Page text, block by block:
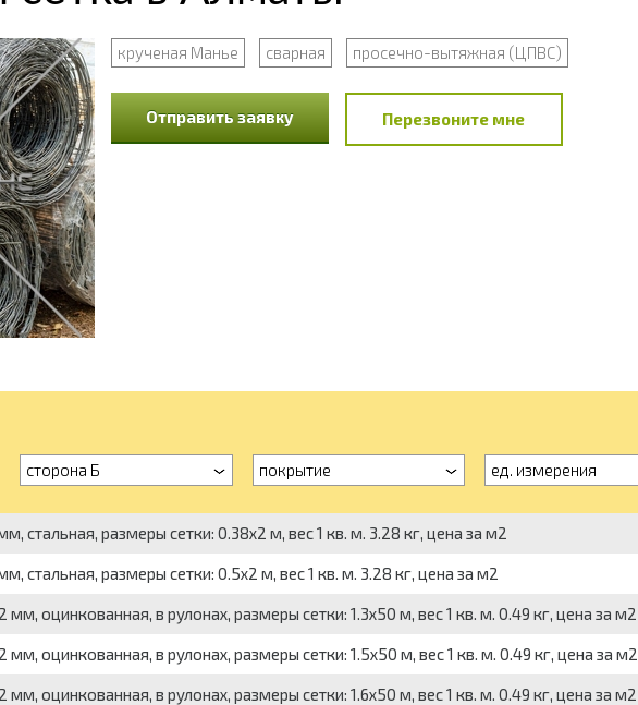
крученая Манье сварная просечно-вытяжная (ЦПВС)
Отправить заявку Перезвоните мне
сторона Б покрытие ед. измерения
стальная, размеры сетки: 0.38x2 м, вес 1 кв. м. 3.28 кг, цена за м2
стальная, размеры сетки: 0.5x2 м, вес 1 кв. м. 3.28 кг, цена за м2
мм, оцинкованная, в рулонах, размеры сетки: 1.3x50 м, вес 1 кв. м. 0.49 кг, цена за м2
мм, оцинкованная, в рулонах, размеры сетки: 1.5x50 м, вес 1 кв. м. 0.49 кг, цена за м2
мм, оцинкованная, в рулонах, размеры сетки: 1.6x50 м, вес 1 кв. м. 0.49 кг, цена за м2